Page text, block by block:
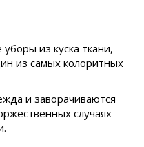
из куска ткани,
из самых колоритных
и заворачиваются
случаях